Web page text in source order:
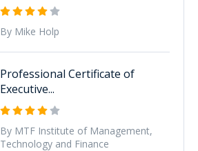
By Mike Holp
Professional Certificate of
Executive...
By MTF Institute of Management,
Technology and Finance